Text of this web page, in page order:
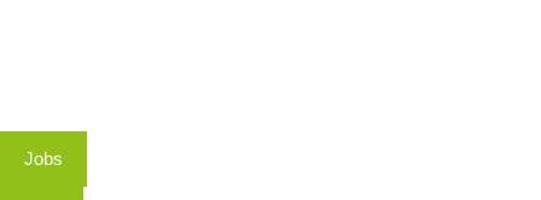
Jobs